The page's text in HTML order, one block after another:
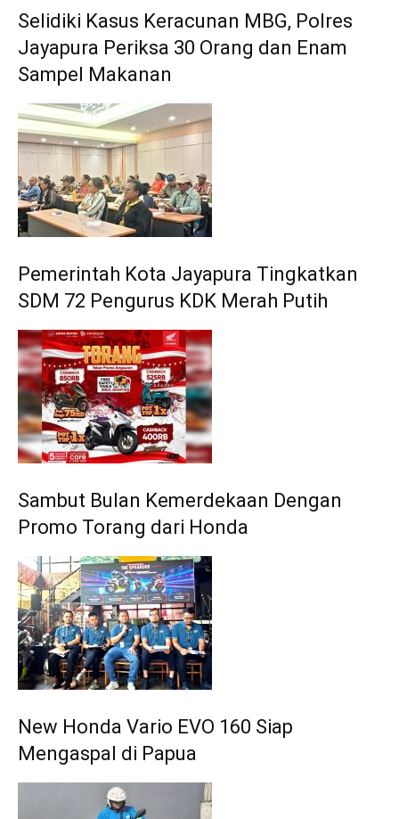
Selidiki Kasus Keracunan MBG, Polres
Jayapura Periksa 30 Orang dan Enam
Sampel Makanan
Pemerintah Kota Jayapura Tingkatkan
SDM 72 Pengurus KDK Merah Putih
Sambut Bulan Kemerdekaan Dengan
Promo Torang dari Honda
New Honda Vario EVO 160 Siap
Mengaspal di Papua